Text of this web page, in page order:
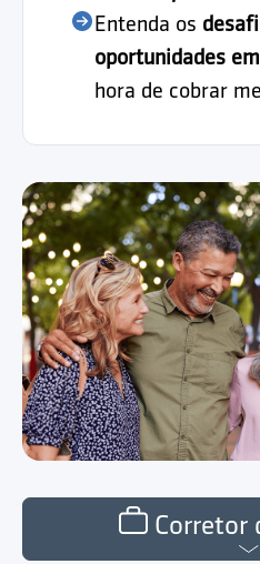
Corretor
Entenda os
oportunidades
hora de cobrar